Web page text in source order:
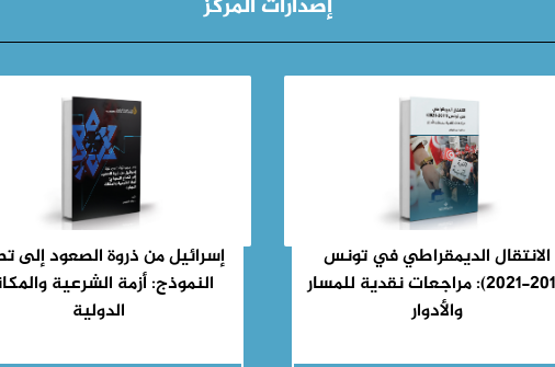
إصدارات المركز
إسرائيل من ذروة الصعود إلى
النموذج: أزمة الشرعية
الدولية
الانتقال الديمقراطي في تونس
(2011-2021): مراجعات نقدية للمسار
والأدوار